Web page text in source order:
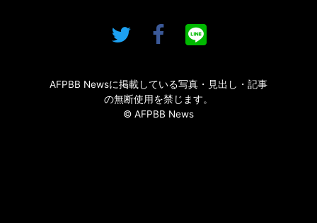
AFPBB Newsに掲載している写真・見出し・記事
の無断使用を禁じます。
© AFPBB News